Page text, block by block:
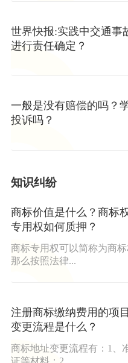
世界快报:实践中交通事
进行责任确定？
一般是没有赔偿的吗？
投诉吗？
知识纠纷
商标价值是什么？商标
专用权如何质押？
商标专用权可以简称为商
那么按照法律...
注册商标缴纳费用的项
变更流程是什么？
商标地址变更流程有：1、
证等材料；2...